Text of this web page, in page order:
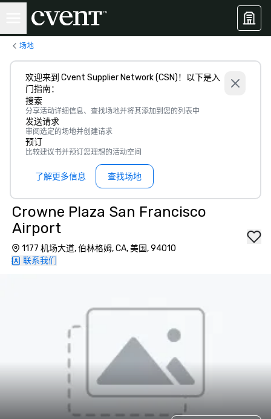
场地
欢迎来到 Cvent Supplier Network (CSN)！以下是入
门指南：
搜索
分享活动详细信息、查找场地并将其添加到您的列表中
发送请求
审阅选定的场地并创建请求
预订
比较建议书并预订您理想的活动空间
了解更多信息 查找场地
Crowne Plaza San Francisco
Airport
1177 机场大道, 伯林格姆, CA, 美国, 94010
联系我们